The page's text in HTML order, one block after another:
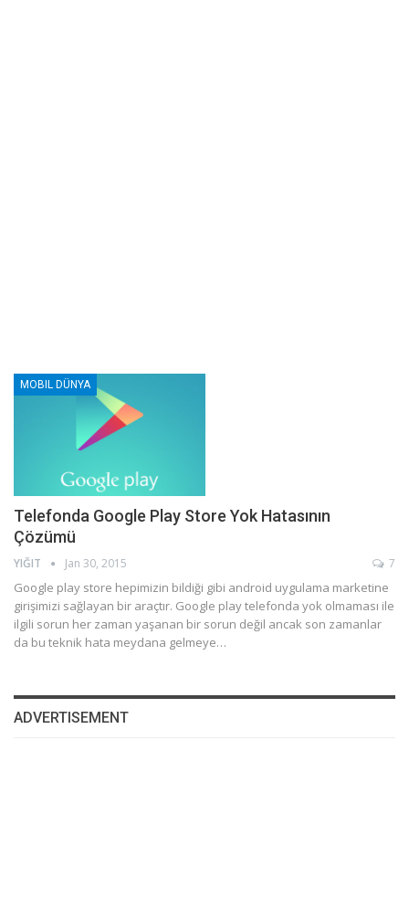
MOBIL DÜNYA
Telefonda Google Play Store Yok Hatasının
Çözümü
YIĞIT Jan 30, 2015 7
Google play store hepimizin bildiği gibi android uygulama marketine
girişimizi sağlayan bir araçtır. Google play telefonda yok olmaması ile
ilgili sorun her zaman yaşanan bir sorun değil ancak son zamanlar
da bu teknik hata meydana gelmeye…
ADVERTISEMENT